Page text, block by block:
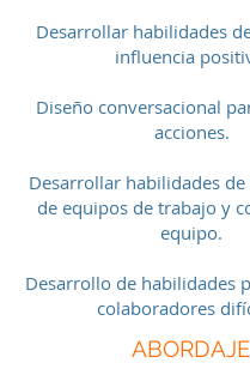
Desarrollar habilidades
influencia
Diseño conversacional
acciones.
Desarrollar habilidades
de equipos de trabajo y
equipo.
Desarrollo de habilidades
colaboradores
ABORDAJE